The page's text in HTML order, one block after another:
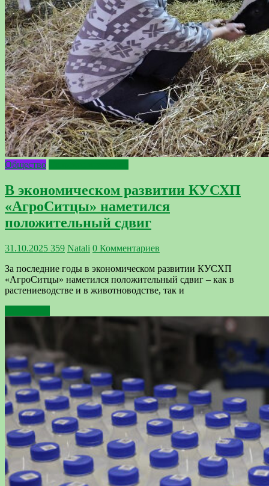
Общество
В экономическом развитии КУСХП
«АгроСитцы» наметился
положительный сдвиг
31.10.2025 359 Natali 0 Комментариев
За последние годы в экономическом развитии КУСХП
«АгроСитцы» наметился положительный сдвиг – как в
растениеводстве и в животноводстве, так и